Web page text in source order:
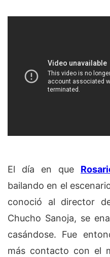
El día en que
bailando en el
conoció al director
Chucho Sanoja, se
casándose. Fue
más contacto con el